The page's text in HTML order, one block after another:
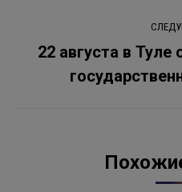
22 августа в